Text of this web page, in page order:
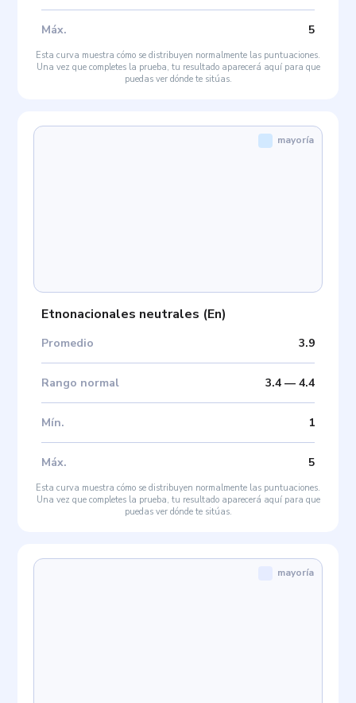
Máx. 5
Esta curva muestra cómo se distribuyen normalmente las puntuaciones.
Una vez que completes la prueba, tu resultado aparecerá aquí para que
puedas ver dónde te sitúas.
Etnonacionales neutrales (En)
Promedio 3.9
Rango normal 3.4— 4.4
Mín. 1
Máx. 5
mayoría
Esta curva muestra cómo se distribuyen normalmente las puntuaciones.
Una vez que completes la prueba, tu resultado aparecerá aquí para que
puedas ver dónde te sitúas.
mayoría